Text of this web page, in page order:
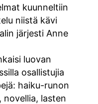
kuunneltiin
niistä kävi
järjesti Anne
luovan
osallistujia
haiku-runon
lasten